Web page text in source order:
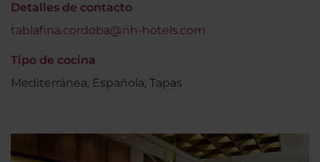
Detalles de contacto
tablafina.cordoba@nh-hotels.com
Tipo de cocina
Mediterránea, Española, Tapas